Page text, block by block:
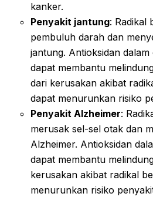
kanker.
Penyakit jantung: Radikal
pembuluh darah dan
jantung. Antioksidan
dapat membantu
dari kerusakan akibat
dapat menurunkan risiko
Penyakit Alzheimer:
merusak sel-sel otak dan
Alzheimer. Antioksidan
dapat membantu
kerusakan akibat radikal
menurunkan risiko